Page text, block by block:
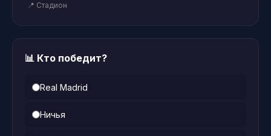
📍 Стадион
📊 Кто победит?
Real Madrid
Ничья